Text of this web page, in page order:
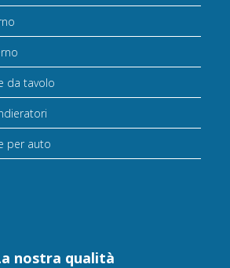
da tavolo
per auto
nostra qualità